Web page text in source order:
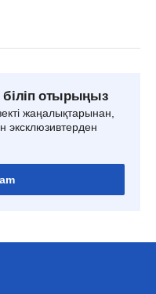
отырыңыз
жаңалықтарынан,
эксклюзивтерден